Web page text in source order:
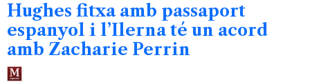
Hughes fitxa amb passaport
espanyol i l’Ilerna té un acord
amb Zacharie Perrin